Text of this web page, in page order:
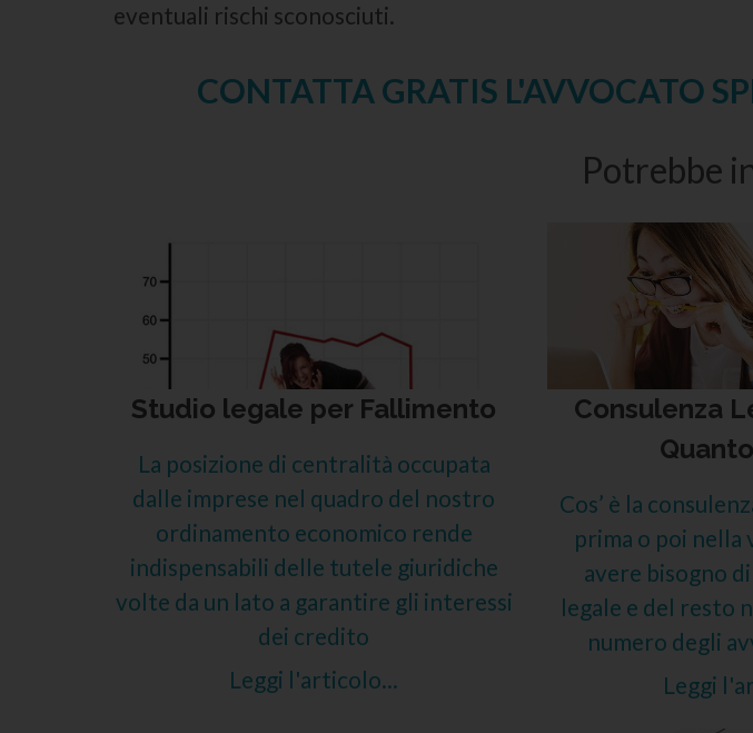
eventuali rischi sconosciuti.
CONTATTA GRATIS L'AVVOCATO
Potrebbe
Studio legale per Fallimento
La posizione di centralità occupata
dalle imprese nel quadro del nostro
ordinamento economico rende
indispensabili delle tutele giuridiche
volte da un lato a garantire gli interessi
dei credito
Leggi l'articolo...
Consulenza
Cos’ è la
prima o poi nella
avere bisogno
legale e del resto
numero degli
Leggi